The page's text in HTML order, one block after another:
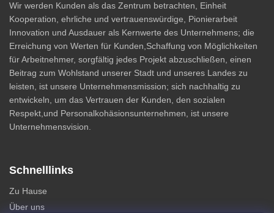
Wir werden Kunden als das Zentrum betrachten, Einheit
Kooperation, ehrliche und vertrauenswürdige, Pionierarbeit
Innovation und Ausdauer als Kernwerte des Unternehmens; die
Erreichung von Werten für Kunden,Schaffung von Möglichkeiten
für Arbeitnehmer, sorgfältig jedes Projekt abzuschließen, einen
Beitrag zum Wohlstand unserer Stadt und unseres Landes zu
leisten, ist unsere Unternehmensmission; sich nachhaltig zu
entwickeln, um das Vertrauen der Kunden, den sozialen
Respekt,und Personalkohäsionsunternehmen, ist unsere
Unternehmensvision.
Schnelllinks
Zu Hause
Über uns